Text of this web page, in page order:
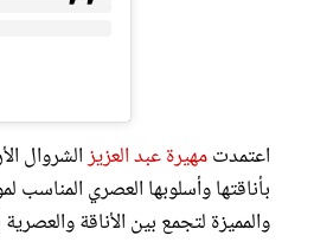
اعتمدتمهيرة عبد العزيزالشروال
بأناقتها وأسلوبها العصري
والمميزة لتجمع بين الأناقة